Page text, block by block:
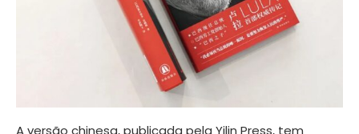
A versão chinesa, publicada pela Yilin Press, tem